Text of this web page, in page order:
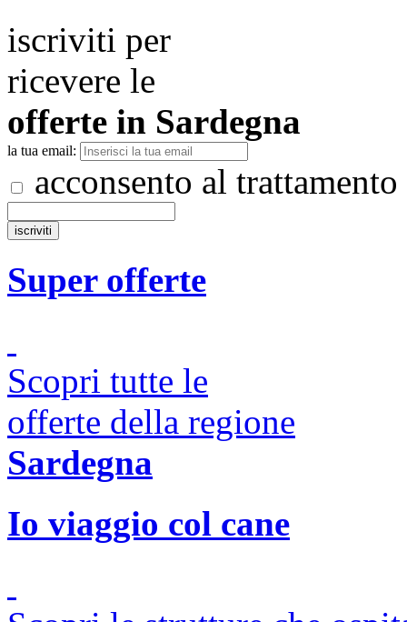
iscriviti per
ricevere le
offerte in Sardegna
la tua email:
acconsento al
Super offerte
Scopri tutte le
offerte della regione
Sardegna
Io viaggio col cane